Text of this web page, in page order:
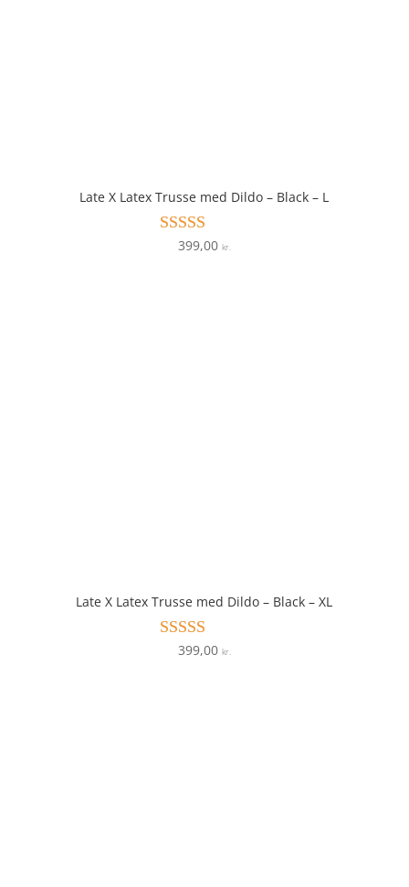
Late X Latex Trusse med Dildo – Black – L
Vurderet
399,00 kr.
Late X Latex Trusse med Dildo – Black – XL
Vurderet
399,00 kr.